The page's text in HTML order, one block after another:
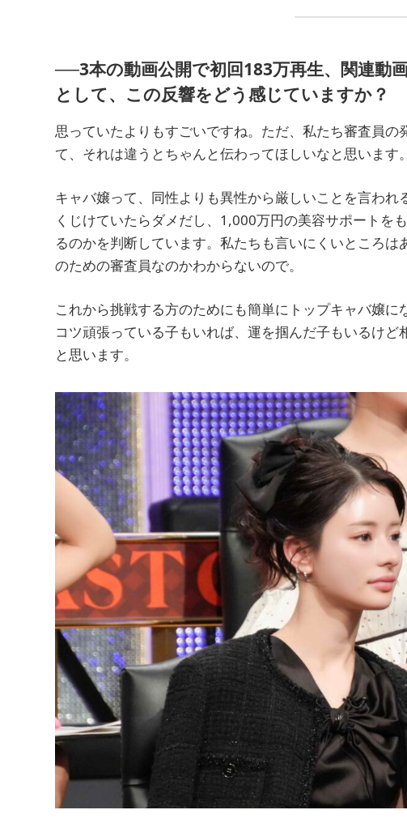
──3本の動画公開で初回183万再生、関連動
として、この反響をどう感じていますか？
思っていたよりもすごいですね。ただ、私たち審査員
て、それは違うとちゃんと伝わってほしいなと思います。
キャバ嬢って、同性よりも異性から厳しいことを言わ
くじけていたらダメだし、1,000万円の美容サポートを
るのかを判断しています。私たちも言いにくいところ
のための審査員なのかわからないので。
これから挑戦する方のためにも簡単にトップキャバ嬢
コツ頑張っている子もいれば、運を掴んだ子もいるけ
と思います。